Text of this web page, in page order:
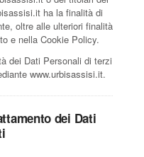
ha la finalità di
oltre alle ulteriori finalità
e nella Cookie Policy.
dei Dati Personali di terzi
www.urbisassisi.it.
dei Dati